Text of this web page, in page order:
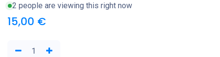
2 people are viewing this right now
15,00 €